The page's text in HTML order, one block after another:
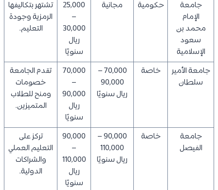
جامعة
الإمام
محمد بن
سعود
الإسلامية
حكومية مجانية
25,000
–
30,000
ريال
سنويًا
تشتهر بتكاليفها
الرمزية وجودة
التعليم.
جامعة الأمير
سلطان
خاصة
70,000 –
90,000
ريال سنويًا
70,000
–
90,000
ريال
سنويًا
تقدم الجامعة
خصومات
ومنح للطلاب
المتميزين.
جامعة
الفيصل
خاصة
90,000 –
110,000
ريال سنويًا
90,000
–
110,000
ريال
سنويًا
تركز على
التعليم العملي
والشراكات
الدولية.